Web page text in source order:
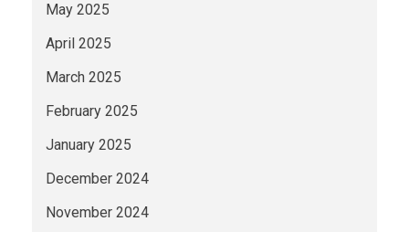
May 2025
April 2025
March 2025
February 2025
January 2025
December 2024
November 2024